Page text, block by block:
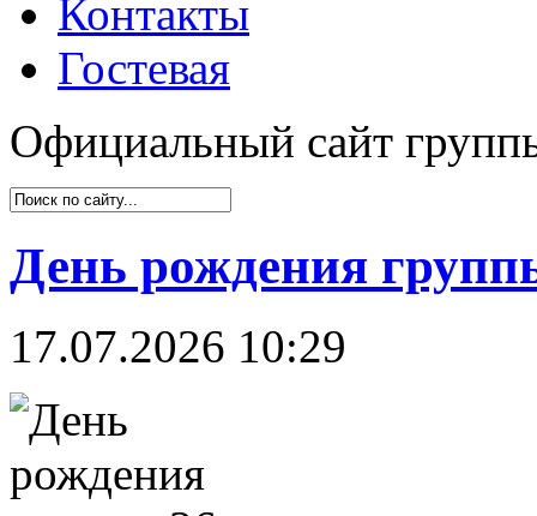
Контакты
Гостевая
Официальный сайт
День рождения
17.07.2026 10:29